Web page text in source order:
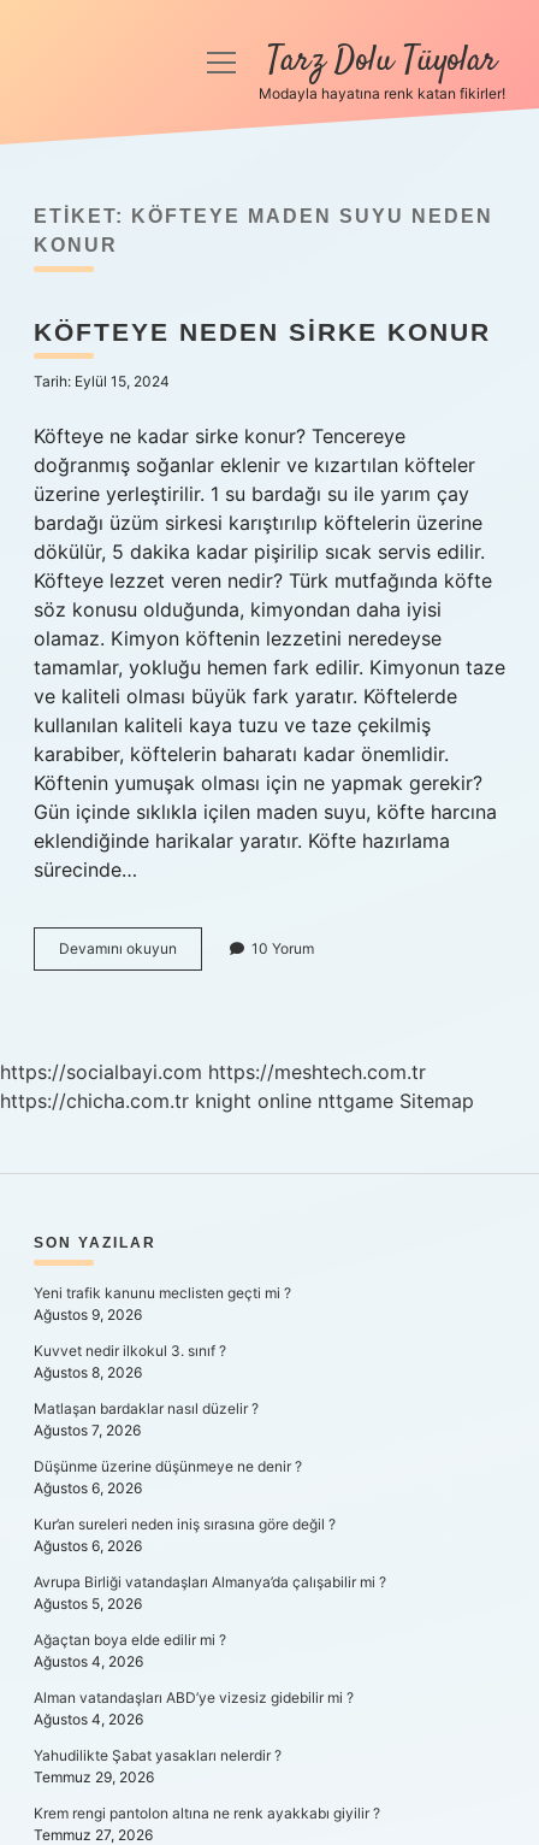
Anasayfa
Yasal Uyarı
menüyüTarz Dolu Tüyolar
Modayla hayatına renk katan fikirler!
ETIKET:
KÖFTEYE MADEN SUYU NEDEN
KONUR
KÖFTEYE NEDEN SIRKE KONUR
Tarih: Eylül 15, 2024
Köfteye ne kadar sirke konur? Tencereye
doğranmış soğanlar eklenir ve kızartılan köfteler
üzerine yerleştirilir. 1 su bardağı su ile yarım çay
bardağı üzüm sirkesi karıştırılıp köftelerin üzerine
dökülür, 5 dakika kadar pişirilip sıcak servis edilir.
Köfteye lezzet veren nedir? Türk mutfağında köfte
söz konusu olduğunda, kimyondan daha iyisi
olamaz. Kimyon köftenin lezzetini neredeyse
tamamlar, yokluğu hemen fark edilir. Kimyonun taze
ve kaliteli olması büyük fark yaratır. Köftelerde
kullanılan kaliteli kaya tuzu ve taze çekilmiş
karabiber, köftelerin baharatı kadar önemlidir.
Köftenin yumuşak olması için ne yapmak gerekir?
Gün içinde sıklıkla içilen maden suyu, köfte harcına
eklendiğinde harikalar yaratır. Köfte hazırlama
sürecinde…
Devamını okuyun
Neden
10 Yorum
https://socialbayi.com https://meshtech.com.tr
https://chicha.com.tr knight online nttgame Sitemap
SIDEBAR
SON YAZILAR
Yeni trafik kanunu meclisten geçti mi ?
Ağustos 9, 2026
Kuvvet nedir ilkokul 3. sınıf ?
Ağustos 8, 2026
Matlaşan bardaklar nasıl düzelir ?
Ağustos 7, 2026
Düşünme üzerine düşünmeye ne denir ?
Ağustos 6, 2026
Kur’an sureleri neden iniş sırasına göre değil ?
Ağustos 6, 2026
Avrupa Birliği vatandaşları Almanya’da çalışabilir mi ?
Ağustos 5, 2026
Ağaçtan boya elde edilir mi ?
Ağustos 4, 2026
Alman vatandaşları ABD’ye vizesiz gidebilir mi ?
Ağustos 4, 2026
Yahudilikte Şabat yasakları nelerdir ?
Temmuz 29, 2026
Krem rengi pantolon altına ne renk ayakkabı giyilir ?
Temmuz 27, 2026